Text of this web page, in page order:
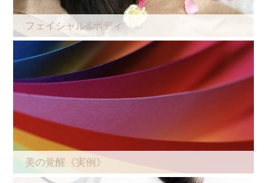
フェイシャル&ボディ
美の覚醒《実例》